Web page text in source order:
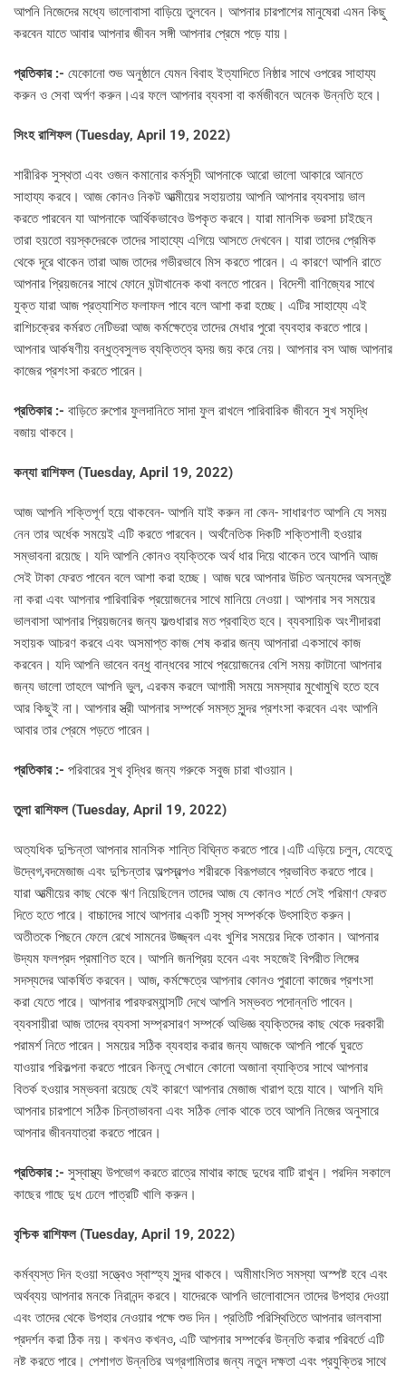
আপনি নিজেদের মধ্যে ভালোবাসা বাড়িয়ে তুলবেন। আপনার চারপাশের মানুষেরা এমন কিছু
করবেন যাতে আবার আপনার জীবন সঙ্গী আপনার প্রেমে পড়ে যায়।
প্রতিকার :- যেকোনো শুভ অনুষ্ঠানে যেমন বিবাহ ইত্যাদিতে নিষ্ঠার সাথে ওপরের সাহায্য
করুন ও সেবা অর্পণ করুন।এর ফলে আপনার ব্যবসা বা কর্মজীবনে অনেক উন্নতি হবে।
সিংহ রাশিফল (Tuesday, April 19, 2022)
শারীরিক সুস্থতা এবং ওজন কমানোর কর্মসূচী আপনাকে আরো ভালো আকারে আনতে
সাহায্য করবে। আজ কোনও নিকট আত্মীয়ের সহায়তায় আপনি আপনার ব্যবসায় ভাল
করতে পারবেন যা আপনাকে আর্থিকভাবেও উপকৃত করবে। যারা মানসিক ভরসা চাইছেন
তারা হয়তো বয়স্কদেরকে তাদের সাহায্যে এগিয়ে আসতে দেখবেন। যারা তাদের প্রেমিক
থেকে দূরে থাকেন তারা আজ তাদের গভীরভাবে মিস করতে পারেন। এ কারণে আপনি রাতে
আপনার প্রিয়জনের সাথে ফোনে ঘন্টাখানেক কথা বলতে পারেন। বিদেশী বাণিজ্যের সাথে
যুক্ত যারা আজ প্রত্যাশিত ফলাফল পাবে বলে আশা করা হচ্ছে। এটির সাহায্যে এই
রাশিচক্রের কর্মরত নেটিভরা আজ কর্মক্ষেত্রে তাদের মেধার পুরো ব্যবহার করতে পারে।
আপনার আর্কষণীয় বন্ধুত্বসুলভ ব্যক্তিত্ব হৃদয় জয় করে নেয়। আপনার বস আজ আপনার
কাজের প্রশংসা করতে পারেন।
প্রতিকার :- বাড়িতে রুপোর ফুলদানিতে সাদা ফুল রাখলে পারিবারিক জীবনে সুখ সমৃদ্ধি
বজায় থাকবে।
কন্যা রাশিফল (Tuesday, April 19, 2022)
আজ আপনি শক্তিপূর্ণ হয়ে থাকবেন- আপনি যাই করুন না কেন- সাধারণত আপনি যে সময়
নেন তার অর্ধেক সময়েই এটি করতে পারবেন। অর্থনৈতিক দিকটি শক্তিশালী হওয়ার
সম্ভাবনা রয়েছে। যদি আপনি কোনও ব্যক্তিকে অর্থ ধার দিয়ে থাকেন তবে আপনি আজ
সেই টাকা ফেরত পাবেন বলে আশা করা হচ্ছে। আজ ঘরে আপনার উচিত অন্যদের অসন্তুষ্ট
না করা এবং আপনার পারিবারিক প্রয়োজনের সাথে মানিয়ে নেওয়া। আপনার সব সময়ের
ভালবাসা আপনার প্রিয়জনের জন্য ফল্গুধারার মত প্রবাহিত হবে। ব্যবসায়িক অংশীদাররা
সহায়ক আচরণ করবে এবং অসমাপ্ত কাজ শেষ করার জন্য আপনারা একসাথে কাজ
করবেন। যদি আপনি ভাবেন বন্ধু বান্ধবের সাথে প্রয়োজনের বেশি সময় কাটানো আপনার
জন্য ভালো তাহলে আপনি ভুল, এরকম করলে আগামী সময়ে সমস্যার মুখোমুখি হতে হবে
আর কিছুই না। আপনার স্ত্রী আপনার সম্পর্কে সমস্ত সুন্দর প্রশংসা করবেন এবং আপনি
আবার তার প্রেমে পড়তে পারেন।
প্রতিকার :- পরিবারের সুখ বৃদ্ধির জন্য গরুকে সবুজ চারা খাওয়ান।
তুলা রাশিফল (Tuesday, April 19, 2022)
অত্যধিক দুশ্চিন্তা আপনার মানসিক শান্তি বিঘ্নিত করতে পারে।এটি এড়িয়ে চলুন, যেহেতু
উদ্বেগ,বদমেজাজ এবং দুশ্চিন্তার অল্পস্বল্পও শরীরকে বিরূপভাবে প্রভাবিত করতে পারে।
যারা আত্মীয়ের কাছ থেকে ঋণ নিয়েছিলেন তাদের আজ যে কোনও শর্তে সেই পরিমাণ ফেরত
দিতে হতে পারে। বাচ্চাদের সাথে আপনার একটি সুস্থ সম্পর্ককে উৎসাহিত করুন।
অতীতকে পিছনে ফেলে রেখে সামনের উজ্জ্বল এবং খুশির সময়ের দিকে তাকান। আপনার
উদ্যম ফলপ্রদ প্রমাণিত হবে। আপনি জনপ্রিয় হবেন এবং সহজেই বিপরীত লিঙ্গের
সদস্যদের আকর্ষিত করবেন। আজ, কর্মক্ষেত্রে আপনার কোনও পুরানো কাজের প্রশংসা
করা যেতে পারে। আপনার পারফরম্যান্সটি দেখে আপনি সম্ভবত পদোন্নতি পাবেন।
ব্যবসায়ীরা আজ তাদের ব্যবসা সম্প্রসারণ সম্পর্কে অভিজ্ঞ ব্যক্তিদের কাছ থেকে দরকারী
পরামর্শ নিতে পারেন। সময়ের সঠিক ব্যবহার করার জন্য আজকে আপনি পার্কে ঘুরতে
যাওয়ার পরিকল্পনা করতে পারেন কিন্তু সেখানে কোনো অজানা ব্যাক্তির সাথে আপনার
বিতর্ক হওয়ার সম্ভবনা রয়েছে যেই কারণে আপনার মেজাজ খারাপ হয়ে যাবে। আপনি যদি
আপনার চারপাশে সঠিক চিন্তাভাবনা এবং সঠিক লোক থাকে তবে আপনি নিজের অনুসারে
আপনার জীবনযাত্রা করতে পারেন।
প্রতিকার :- সুস্বাস্থ্য উপভোগ করতে রাত্রে মাথার কাছে দুধের বাটি রাখুন। পরদিন সকালে
কাছের গাছে দুধ ঢেলে পাত্রটি খালি করুন।
বৃশ্চিক রাশিফল (Tuesday, April 19, 2022)
কর্মব্যস্ত দিন হওয়া সত্ত্বেও স্বাস্হ্য সুন্দর থাকবে। অমীমাংসিত সমস্যা অস্পষ্ট হবে এবং
অর্থব্যয় আপনার মনকে নিরানন্দ করবে। যাদেরকে আপনি ভালোবাসেন তাদের উপহার দেওয়া
এবং তাদের থেকে উপহার নেওয়ার পক্ষে শুভ দিন। প্রতিটি পরিস্থিতিতে আপনার ভালবাসা
প্রদর্শন করা ঠিক নয়। কখনও কখনও, এটি আপনার সম্পর্কের উন্নতি করার পরিবর্তে এটি
নষ্ট করতে পারে। পেশাগত উন্নতির অগ্রগামিতার জন্য নতুন দক্ষতা এবং প্রযুক্তির সাথে